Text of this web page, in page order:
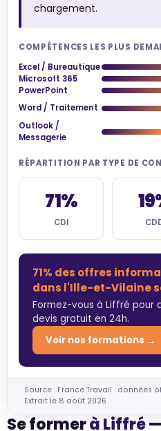
chargement.
COMPÉTENCES LES PLUS
Excel / Bureautique
Microsoft 365
PowerPoint
Word / Traitement
Outlook /
Messagerie
RÉPARTITION PAR TYPE DE
71%
CDI
71% des offres
dans l'Ille-et-Vilaine
Formez-vous à Liffré pour
devis gratuit en 24h.
Voir nos formations →
Source : France Travail ·
Extrait le 8 août 2026
Se formerà Liffré